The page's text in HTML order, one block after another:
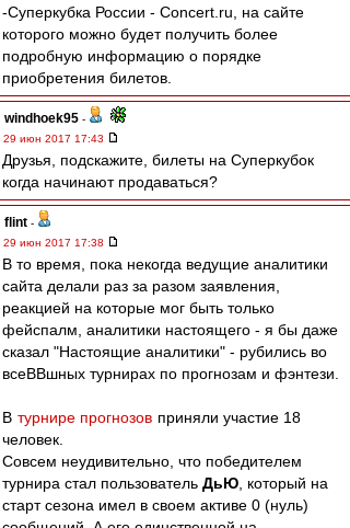
-Суперкубка России - Concert.ru, на сайте
которого можно будет получить более
подробную информацию о порядке
приобретения билетов.
windhoek95 -
29 июн 2017 17:43
Друзья, подскажите, билеты на Суперкубок
когда начинают продаваться?
flint -
29 июн 2017 17:38
В то время, пока некогда ведущие аналитики
сайта делали раз за разом заявления,
реакцией на которые мог быть только
фейспалм, аналитики настоящего - я бы даже
сказал "Настоящие аналитики" - рубились во
всеВВшных турнирах по прогнозам и фэнтези.
В турнире прогнозов приняли участие 18
человек.
Совсем неудивительно, что победителем
турнира стал пользователь ДьЮ , который на
старт сезона имел в своем активе 0 (нуль)